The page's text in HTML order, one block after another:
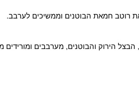
רוטב חמאת הבוטנים וממשיכים לערבב.
הירוק והבוטנים, מערבבים ומורידים